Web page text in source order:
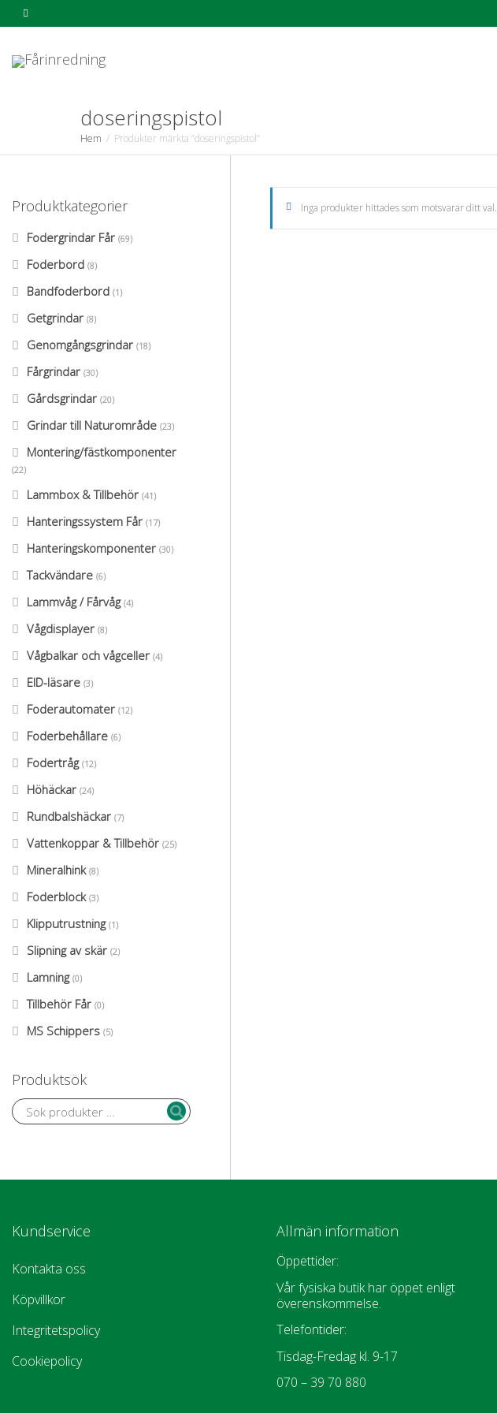
doseringspistol
Hem Produkter märkta ”doseringspistol”
Inga produkter hittades som motsvarar ditt val.
Produktkategorier
Fodergrindar Får (69)
Foderbord (8)
Bandfoderbord (1)
Getgrindar (8)
Genomgångsgrindar (18)
Fårgrindar (30)
Gårdsgrindar (20)
Grindar till Naturområde (23)
Montering/fästkomponenter
(22)
Lammbox & Tillbehör (41)
Hanteringssystem Får (17)
Hanteringskomponenter (30)
Tackvändare (6)
Lammvåg / Fårvåg (4)
Vågdisplayer (8)
Vågbalkar och vågceller (4)
EID-läsare (3)
Foderautomater (12)
Foderbehållare (6)
Fodertråg (12)
Höhäckar (24)
Rundbalshäckar (7)
Vattenkoppar & Tillbehör (25)
Mineralhink (8)
Foderblock (3)
Klipputrustning (1)
Slipning av skär (2)
Lamning (0)
Tillbehör Får (0)
MS Schippers (5)
Produktsök
Kundservice
Kontakta oss
Köpvillkor
Integritetspolicy
Cookiepolicy
Allmän information
Öppettider:
Vår fysiska butik har öppet enligt
överenskommelse.
Telefontider:
Tisdag-Fredag kl. 9-17
070 – 39 70 880